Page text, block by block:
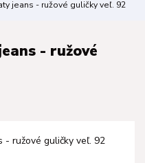
jeans - ružové guličky veľ. 92
- ružové